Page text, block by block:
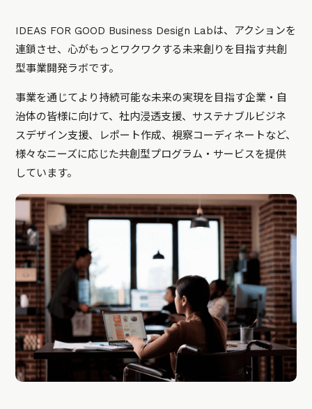
IDEAS FOR GOOD Business Design Labは、アクションを
連鎖させ、心がもっとワクワクする未来創りを目指す共創
型事業開発ラボです。
事業を通じてより持続可能な未来の実現を目指す企業・自
治体の皆様に向けて、社内浸透支援、サステナブルビジネ
スデザイン支援、レポート作成、視察コーディネートなど、
様々なニーズに応じた共創型プログラム・サービスを提供
しています。